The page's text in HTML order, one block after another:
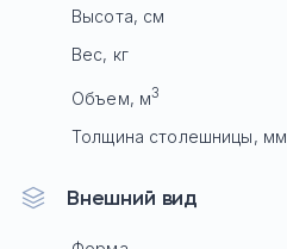
Высота, см
Вес, кг
Объем, м3
Толщина столешницы, мм
Внешний вид